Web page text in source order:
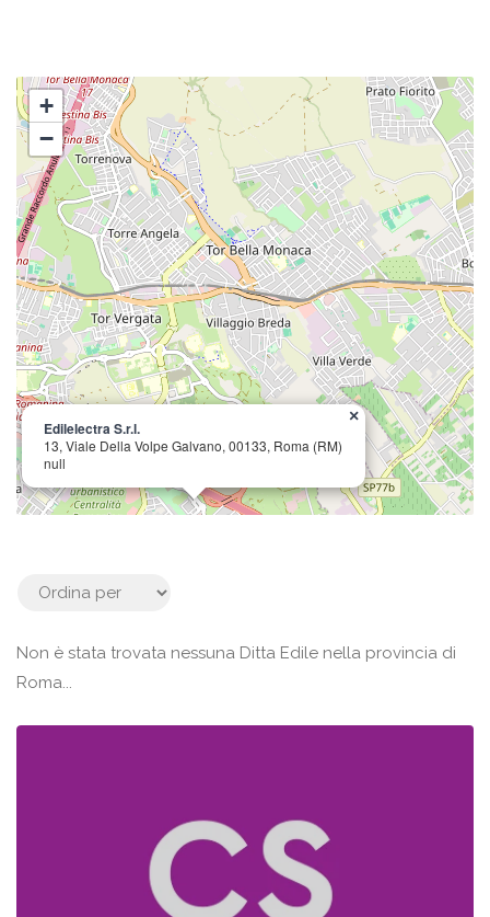
Edilelectra S.r.l.
13, Viale Della Volpe Galvano, 00133, Roma (RM)
null
×
+
−
Non è stata trovata nessuna Ditta Edile nella provincia di
Roma...